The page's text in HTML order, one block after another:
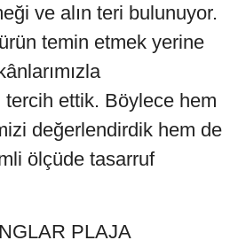
ve alın teri bulunuyor.
ürün temin etmek yerine
ettik. Böylece hem
değerlendirdik hem de
ölçüde tasarruf
PLAJA